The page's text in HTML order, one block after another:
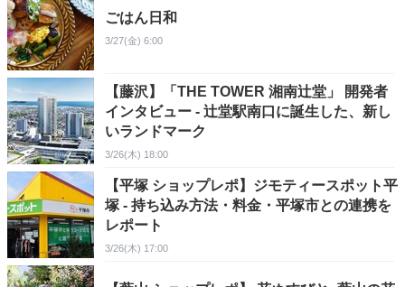
ごはん日和
3/27(金) 6:00
【藤沢】「THE TOWER 湘南辻堂」 開発者
インタビュー - 辻堂駅南口に誕生した、新し
いランドマーク
3/26(木) 18:00
【平塚 ショップレポ】ジモティースポット平
塚 - 持ち込み方法・料金・平塚市との連携を
レポート
3/26(木) 17:00